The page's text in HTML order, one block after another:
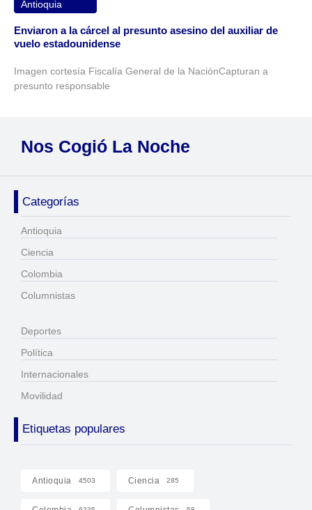
Antioquia
Enviaron a la cárcel al presunto asesino del auxiliar de
vuelo estadounidense
Imagen cortesía Fiscalía General de la NaciónCapturan a
presunto responsable
Nos Cogió La Noche
Categorías
Antioquia
Ciencia
Colombia
Columnistas
Deportes
Política
Internacionales
Movilidad
Etiquetas populares
Antioquia 4503 Ciencia 285